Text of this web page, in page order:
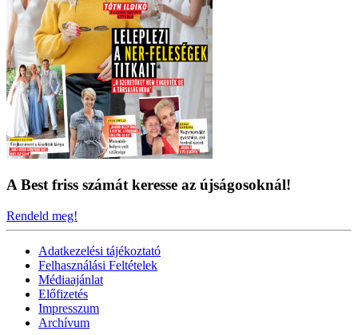
A Best friss számát keresse az újságosoknál!
Rendeld meg!
Adatkezelési tájékoztató
Felhasználási Feltételek
Médiaajánlat
Előfizetés
Impresszum
Archívum